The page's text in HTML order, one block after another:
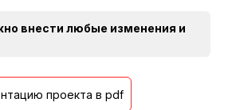
внести любые изменения и
проекта в pdf